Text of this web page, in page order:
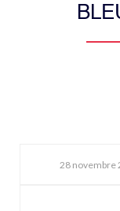
28 novembre